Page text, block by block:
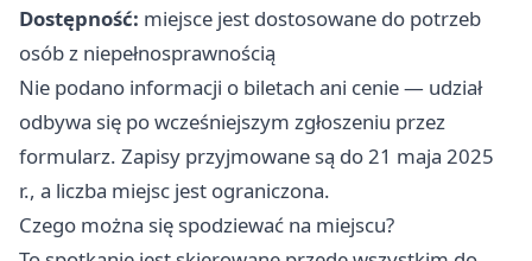
Dostępność: miejsce jest dostosowane do potrzeb
osób z niepełnosprawnością
Nie podano informacji o biletach ani cenie — udział
odbywa się po wcześniejszym zgłoszeniu przez
formularz. Zapisy przyjmowane są do 21 maja 2025
r., a liczba miejsc jest ograniczona.
Czego można się spodziewać na miejscu?